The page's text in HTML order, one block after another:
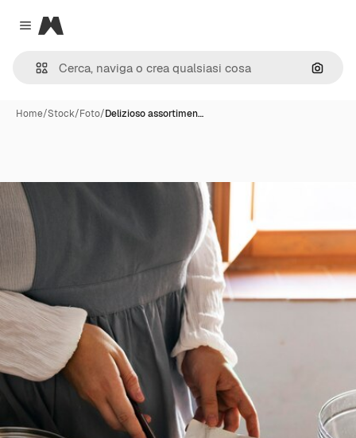
Close menu
Magnific
Cerca
Home/Stock/Foto/Delizioso assortimen…